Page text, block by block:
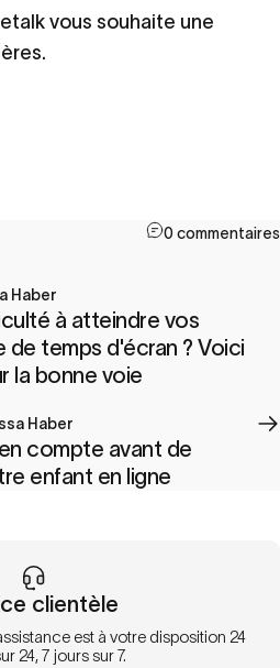
vous souhaite une
0 commentaires
Haber
à atteindre vos
temps d'écran ? Voici
la bonne voie
Haber
compte avant de
enfant en ligne
clientèle
est à votre disposition 24
24, 7 jours sur 7.